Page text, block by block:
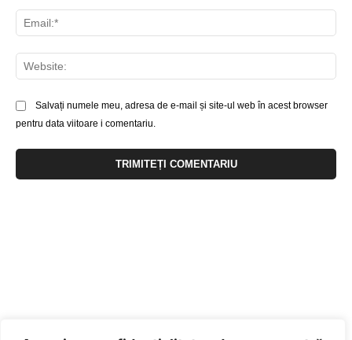
Salvați numele meu, adresa de e-mail și site-ul web în acest browser
pentru data viitoare i comentariu.